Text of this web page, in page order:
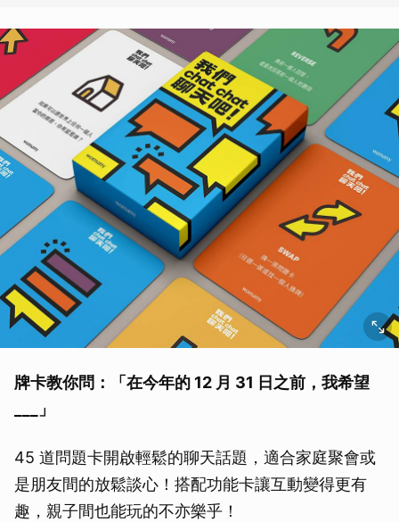
牌卡教你問：「在今年的 12 月 31 日之前，我希望
___」
45 道問題卡開啟輕鬆的聊天話題，適合家庭聚會或
是朋友間的放鬆談心！搭配功能卡讓互動變得更有
趣，親子間也能玩的不亦樂乎！